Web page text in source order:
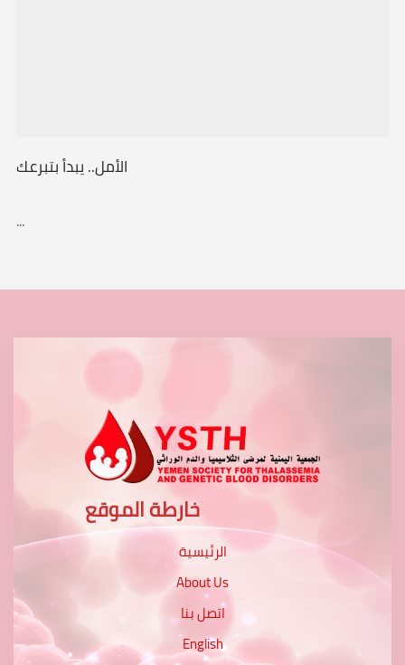
الأمل.. يبدأ بتبرعك
...
خارطة الموقع
الرئيسية
About Us
اتصل بنا
English